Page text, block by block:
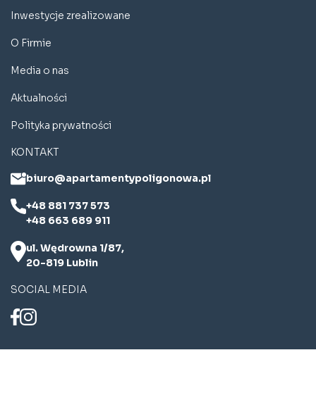
Inwestycje zrealizowane
O Firmie
Media o nas
Aktualności
Polityka prywatności
KONTAKT
biuro@apartamentypoligonowa.pl
+48 881 737 573
+48 663 689 911
ul. Wędrowna 1/87,
20-819 Lublin
SOCIAL MEDIA